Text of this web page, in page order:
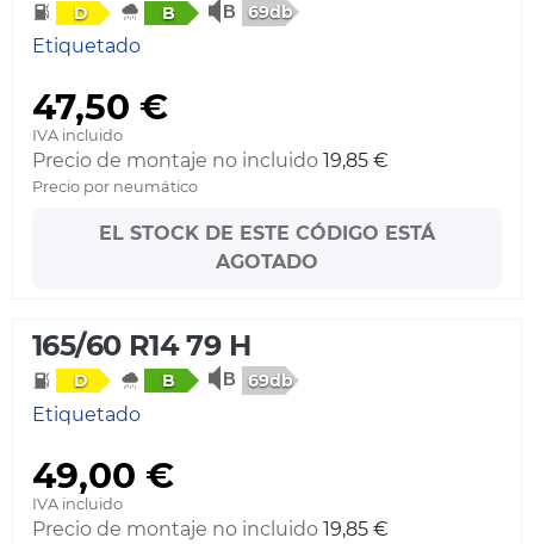
D B 69db
Etiquetado
47,50 €
IVA incluido
Precio de montaje no incluido 19,85 €
Precio por neumático
EL STOCK DE ESTE CÓDIGO ESTÁ
AGOTADO
165/60 R14 79 H
D B 69db
Etiquetado
49,00 €
IVA incluido
Precio de montaje no incluido 19,85 €